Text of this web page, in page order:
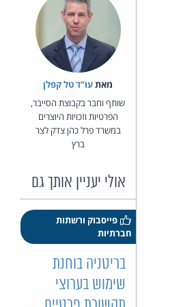
מאת‏עו"ד טל קפלן
שותף וחבר בקבוצת הסייבר,
הפרטיות וזכויות היוצרים
במשרד פרל כהן צדק לצר
ברץ
אולי יעניין אותך גם
פייסבוק ורשתות
חברתיות
בריטניה בוחנת
שימוש בערוצי